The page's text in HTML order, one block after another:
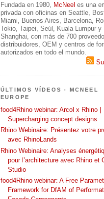
Fundada en 1980, McNeel es una
privada con oficinas en Seattle,
Miami, Buenos Aires, Barcelona,
Tokio, Taipei, Seúl, Kuala Lumpur y
Shanghai, con más de 700
distribuidores, OEM y centros de
autorizados en todo el mundo.
ÚLTIMOS VÍDEOS - MCNEEL
EUROPE
food4Rhino webinar: Arcol x Rhino |
Supercharging concept designs
Rhino Webinaire: Présentez votre
avec RhinoLands
Rhino Webinaire: Analyses
pour l’architecture avec Rhino et
Studio
food4Rhino webinar: A Free
Framework for DfAM of